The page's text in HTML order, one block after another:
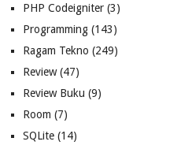
PHP Codeigniter(3)
Programming(143)
Ragam Tekno (249)
Review(47)
Review Buku (9)
Room (7)
SQLite(14)